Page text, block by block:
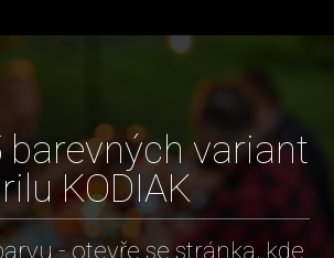
barevných variant
KODIAK
- otevře se stránka, kde